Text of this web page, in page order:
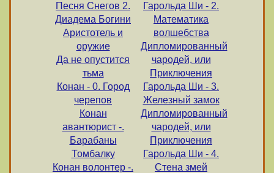
Песня Снегов 2.
Диадема Богини
Аристотель и
оружие
Да не опустится
тьма
Конан - 0. Город
черепов
Конан
авантюрист -.
Барабаны
Томбалку
Конан волонтер -.
Гарольда Ши - 2.
Математика
волшебства
Дипломированный
чародей, или
Приключения
Гарольда Ши - 3.
Железный замок
Дипломированный
чародей, или
Приключения
Гарольда Ши - 4.
Стена змей